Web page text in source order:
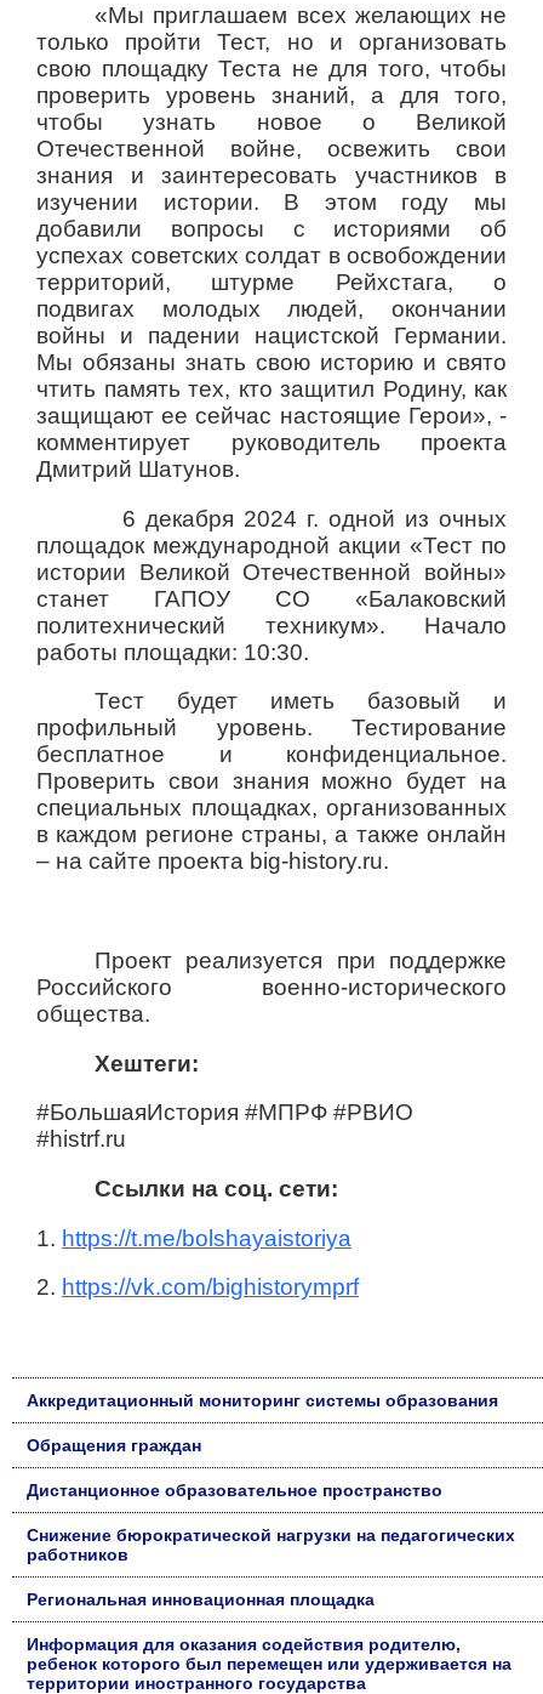
«Мы приглашаем всех желающих не
только пройти Тест, но и организовать
свою площадку Теста не для того, чтобы
проверить уровень знаний, а для того,
чтобы узнать новое о Великой
Отечественной войне, освежить свои
знания и заинтересовать участников в
изучении истории. В этом году мы
добавили вопросы с историями об
успехах советских солдат в освобождении
территорий, штурме Рейхстага, о
подвигах молодых людей, окончании
войны и падении нацистской Германии.
Мы обязаны знать свою историю и свято
чтить память тех, кто защитил Родину, как
защищают ее сейчас настоящие Герои», -
комментирует руководитель проекта
Дмитрий Шатунов.
6 декабря 2024 г. одной из очных
площадок международной акции «Тест по
истории Великой Отечественной войны»
станет ГАПОУ СО «Балаковский
политехнический техникум». Начало
работы площадки: 10:30.
Тест будет иметь базовый и
профильный уровень. Тестирование
бесплатное и конфиденциальное.
Проверить свои знания можно будет на
специальных площадках, организованных
в каждом регионе страны, а также онлайн
– на сайте проекта big-history.ru.
Проект реализуется при поддержке
Российского военно-исторического
общества.
Хештеги:
#БольшаяИстория #МПРФ #РВИО
#histrf.ru
Ссылки на соц. сети:
1. https://t.me/bolshayaistoriya
2. https://vk.com/bighistorymprf
Аккредитационный мониторинг системы образования
Обращения граждан
Дистанционное образовательное пространство
Снижение бюрократической нагрузки на педагогических
работников
Региональная инновационная площадка
Информация для оказания содействия родителю,
ребенок которого был перемещен или удерживается на
территории иностранного государства